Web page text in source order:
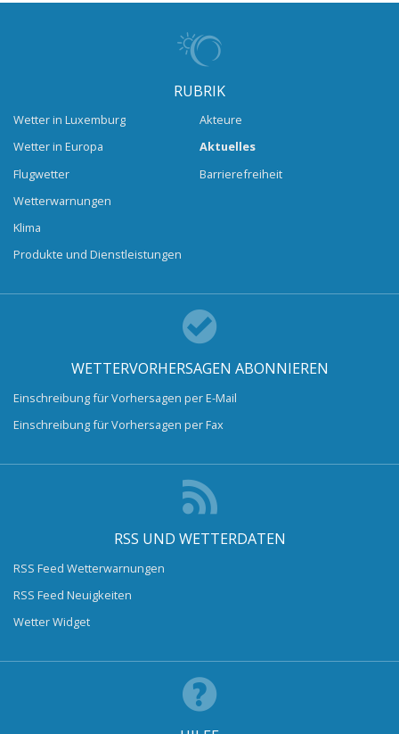
RUBRIK
Wetter in Luxemburg
Wetter in Europa
Flugwetter
Wetterwarnungen
Klima
Produkte und Dienstleistungen
Akteure
Aktuelles
Barrierefreiheit
WETTERVORHERSAGEN ABONNIEREN
Einschreibung für Vorhersagen per E-Mail
Einschreibung für Vorhersagen per Fax
RSS UND WETTERDATEN
RSS Feed Wetterwarnungen
RSS Feed Neuigkeiten
Wetter Widget